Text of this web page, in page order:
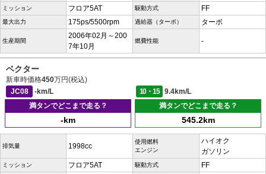
ミッション フロア5AT 駆動方式 FF
最大出力 175ps/5500rpm 過給器（ターボ） ターボ
生産期間
2006年02月～200
7年10月
燃費性能 -
ベクター
新車時価格450万円(税込)
JC08
-km/L 10・15
9.4km/L
満タンでどこまで走る？
-km
満タンでどこまで走る？
545.2km
排気量 1998cc
使用燃料
エンジン
ハイオク
ガソリン
ミッション フロア5AT 駆動方式 FF